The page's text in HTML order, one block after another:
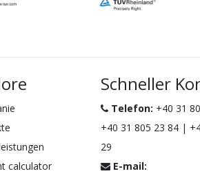
calculator
Schneller
Telefon: +40 31
+40 31 805 23 84 |
29
E-mail: